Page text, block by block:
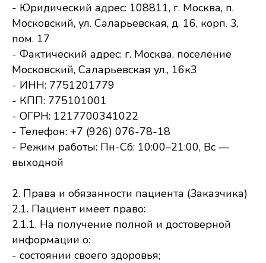
- Юридический адрес: 108811, г. Москва, п.
Московский, ул. Саларьевская, д. 16, корп. 3,
пом. 17
- Фактический адрес: г. Москва, поселение
Московский, Саларьевская ул., 16к3
- ИНН: 7751201779
- КПП: 775101001
- ОГРН: 1217700341022
- Телефон: +7 (926) 076-78-18
- Режим работы: Пн-Сб: 10:00–21:00, Вс —
выходной
2. Права и обязанности пациента (Заказчика)
2.1. Пациент имеет право:
2.1.1. На получение полной и достоверной
информации о:
- состоянии своего здоровья;